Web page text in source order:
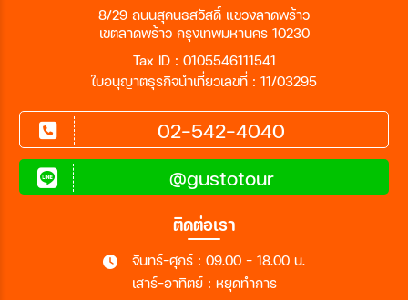
8/29 ถนนสุคนธสวัสดิ์ แขวงลาดพร้าว
เขตลาดพร้าว กรุงเทพมหานคร 10230
Tax ID : 0105546111541
ใบอนุญาตธุรกิจนำเที่ยวเลขที่ : 11/03295
02-542-4040
@gustotour
ติดต่อเรา
จันทร์-ศุกร์ : 09.00 - 18.00 น.
เสาร์-อาทิตย์ : หยุดทำการ